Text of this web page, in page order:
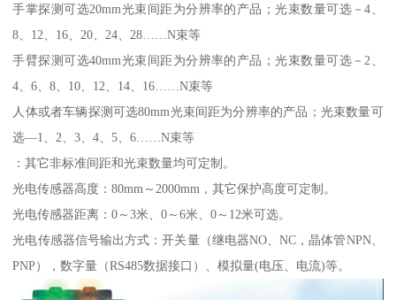
手掌探测可选20mm光束间距为分辨率的产品；光束数量可选－4、
8、12、16、20、24、28……N束等
手臂探测可选40mm光束间距为分辨率的产品；光束数量可选－2、
4、6、8、10、12、14、16……N束等
人体或者车辆探测可选80mm光束间距为分辨率的产品；光束数量可
选—1、2、3、4、5、6……N束等
：其它非标准间距和光束数量均可定制。
光电传感器高度：80mm～2000mm，其它保护高度可定制。
光电传感器距离：0～3米、0～6米、0～12米可选。
光电传感器信号输出方式：开关量（继电器NO、NC，晶体管NPN、
PNP），数字量（RS485数据接口）、模拟量(电压、电流)等。